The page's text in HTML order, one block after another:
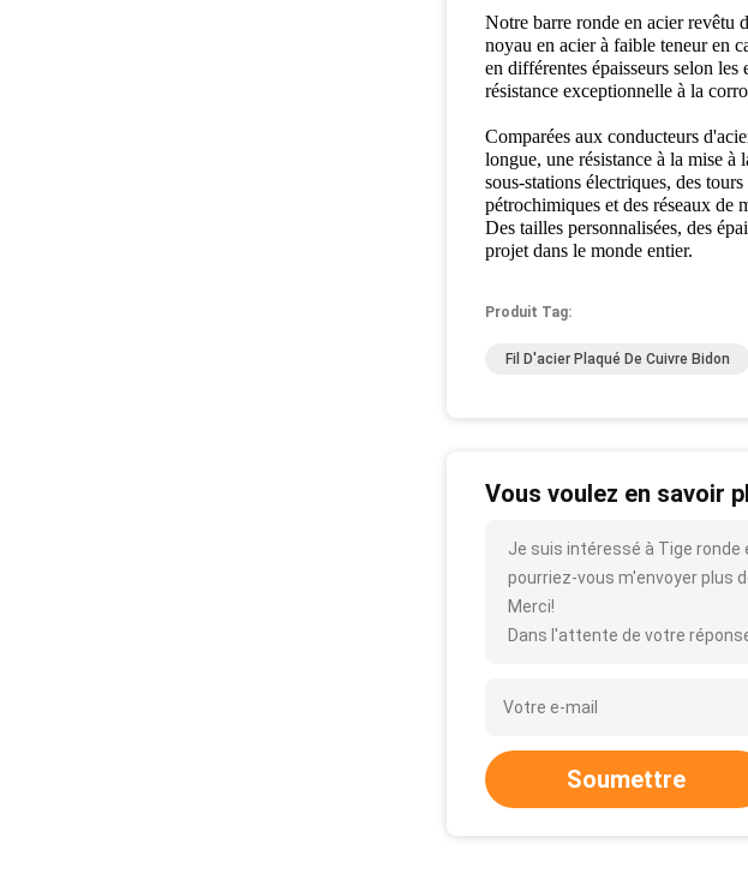
Notre barre ronde en acier revêtu
noyau en acier à faible teneur en
en différentes épaisseurs selon
résistance exceptionnelle à la
Comparées aux conducteurs
longue, une résistance à la mise à
sous-stations électriques, des
pétrochimiques et des réseaux de
Des tailles personnalisées, des
projet dans le monde entier.
Produit Tag:
Fil D'acier Plaqué De Cuivre Bidon
Vous voulez en savoir
Je suis intéressé à Tige
pourriez-vous m'envoyer plus
Merci!
Dans l'attente de votre
Soumettre